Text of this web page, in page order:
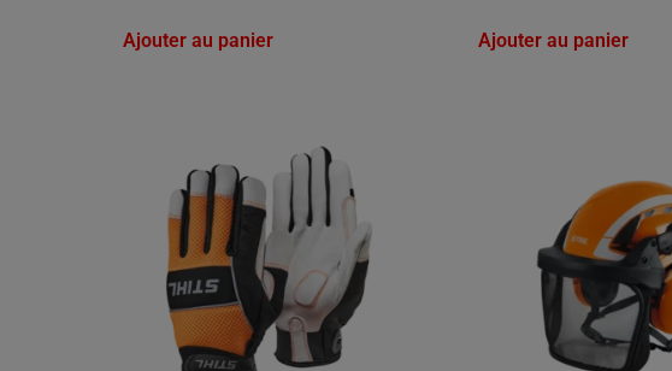
Ajouter au panier Ajouter au panier